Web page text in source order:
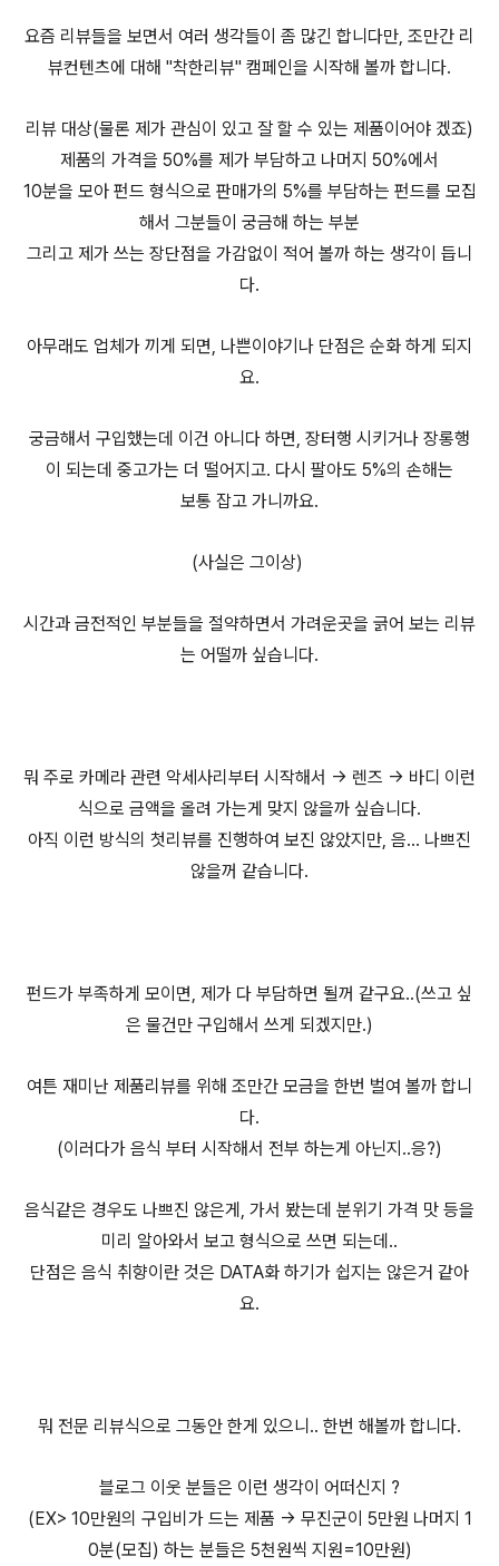
요즘 리뷰들을 보면서 여러 생각들이 좀 많긴 합니다만, 조만간 리
뷰컨텐츠에 대해 "착한리뷰" 캠페인을 시작해 볼까 합니다.
리뷰 대상(물론 제가 관심이 있고 잘 할 수 있는 제품이어야 겠죠)
제품의 가격을 50%를 제가 부담하고 나머지 50%에서
10분을 모아 펀드 형식으로 판매가의 5%를 부담하는 펀드를 모집
해서 그분들이 궁금해 하는 부분
그리고 제가 쓰는 장단점을 가감없이 적어 볼까 하는 생각이 듭니
다.
아무래도 업체가 끼게 되면, 나쁜이야기나 단점은 순화 하게 되지
요.
궁금해서 구입했는데 이건 아니다 하면, 장터행 시키거나 장롱행
이 되는데 중고가는 더 떨어지고. 다시 팔아도 5%의 손해는
보통 잡고 가니까요.
(사실은 그이상)
시간과 금전적인 부분들을 절약하면서 가려운곳을 긁어 보는 리뷰
는 어떨까 싶습니다.
뭐 주로 카메라 관련 악세사리부터 시작해서 -> 렌즈 -> 바디 이런
식으로 금액을 올려 가는게 맞지 않을까 싶습니다.
아직 이런 방식의 첫리뷰를 진행하여 보진 않았지만, 음... 나쁘진
않을꺼 같습니다.
펀드가 부족하게 모이면, 제가 다 부담하면 될꺼 같구요..(쓰고 싶
은 물건만 구입해서 쓰게 되겠지만.)
여튼 재미난 제품리뷰를 위해 조만간 모금을 한번 벌여 볼까 합니
다.
(이러다가 음식 부터 시작해서 전부 하는게 아닌지..응?)
음식같은 경우도 나쁘진 않은게, 가서 봤는데 분위기 가격 맛 등을
미리 알아와서 보고 형식으로 쓰면 되는데..
단점은 음식 취향이란 것은 DATA화 하기가 쉽지는 않은거 같아
요.
뭐 전문 리뷰식으로 그동안 한게 있으니.. 한번 해볼까 합니다.
블로그 이웃 분들은 이런 생각이 어떠신지 ?
(EX> 10만원의 구입비가 드는 제품 -> 무진군이 5만원 나머지 1
0분(모집) 하는 분들은 5천원씩 지원=10만원)